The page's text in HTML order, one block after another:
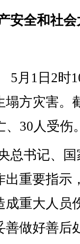
安全和社
月1日2时
方灾害。
、30人受伤
总书记、
重要指示
成重大人员
做好善后